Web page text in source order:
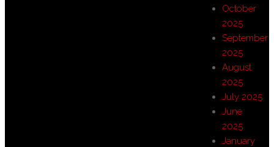
October
2025
September
2025
August
2025
July 2025
June
2025
January